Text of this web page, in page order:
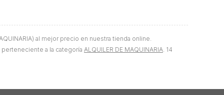
al mejor precio en nuestra tienda online.
perteneciente a la categoría ALQUILER DE MAQUINARIA . 14